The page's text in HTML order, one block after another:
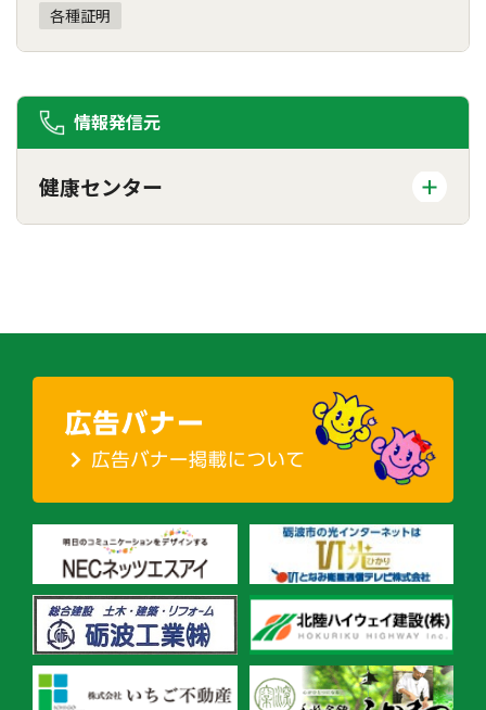
各種証明
情報発信元
健康センター